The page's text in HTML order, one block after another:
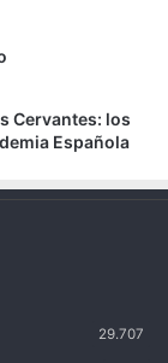
Cervantes: los
Española
29.707